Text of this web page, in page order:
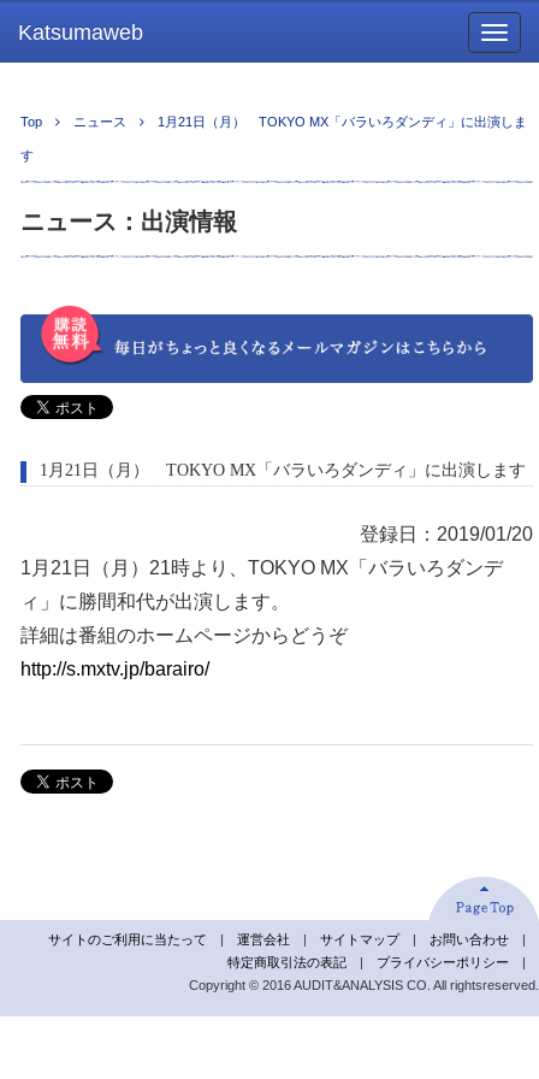
Katsumaweb
Top ニュース 1月21日（月） TOKYO MX「バラいろダンディ」に出演しま
す
ニュース：出演情報
1月21日（月） TOKYO MX「バラいろダンディ」に出演します
登録日：2019/01/20
1月21日（月）21時より、TOKYO MX「バラいろダンデ
ィ」に勝間和代が出演します。
詳細は番組のホームページからどうぞ
http://s.mxtv.jp/barairo/
お問い合わせ
サイトマップ
運営会社
サイトのご利用に当たって
プライバシーポリシー
特定商取引法の表記
Copyright © 2016 AUDIT&ANALYSIS CO. All rightsreserved.